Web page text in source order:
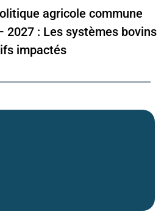
agricole commune
2027 : Les systèmes bovins
impactés